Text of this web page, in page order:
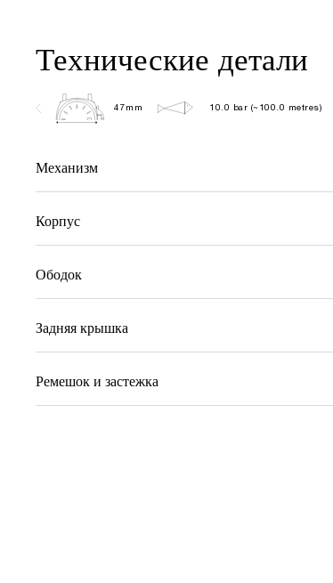
Технические детали
47mm 10.0 bar (~100.0 metres)
Механизм
Корпус
Ободок
Задняя крышка
Ремешок и застежка